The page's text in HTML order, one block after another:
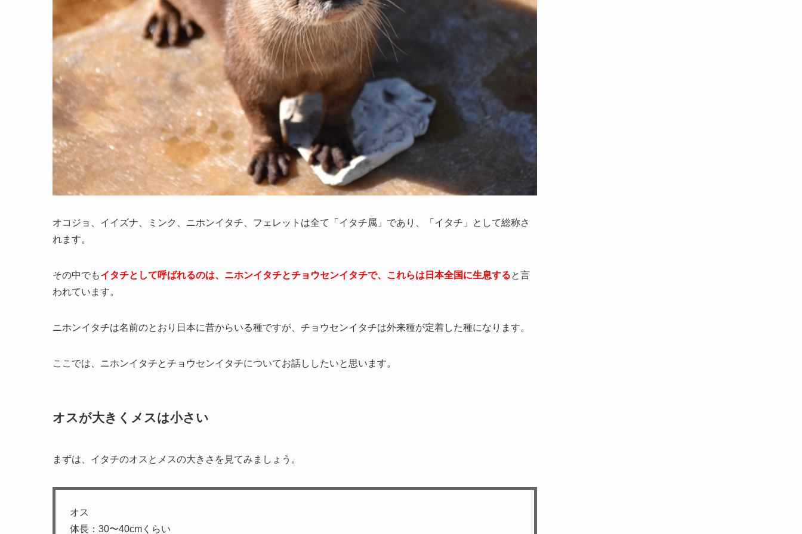
オコジョ、イイズナ、ミンク、ニホンイタチ、フェレットは全て「イタチ属」であり、「イタチ」として総称さ
れます。
その中でもイタチとして呼ばれるのは、ニホンイタチとチョウセンイタチで、これらは日本全国に生息すると言
われています。
ニホンイタチは名前のとおり日本に昔からいる種ですが、チョウセンイタチは外来種が定着した種になります。
ここでは、ニホンイタチとチョウセンイタチについてお話ししたいと思います。
オスが大きくメスは小さい
まずは、イタチのオスとメスの大きさを見てみましょう。
オス
体長：30〜40cmくらい